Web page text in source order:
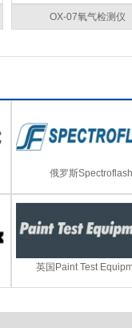
OX-07氧气检测仪
俄罗斯Spectroflash
英国Paint Test